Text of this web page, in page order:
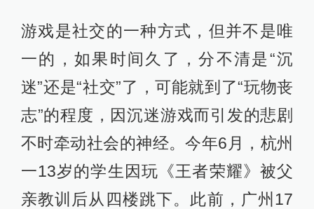
游戏是社交的一种方式，但并不是唯
一的，如果时间久了，分不清是“沉
迷”还是“社交”了，可能就到了“玩物丧
志”的程度，因沉迷游戏而引发的悲剧
不时牵动社会的神经。今年6月，杭州
一13岁的学生因玩《王者荣耀》被父
亲教训后从四楼跳下。此前，广州17